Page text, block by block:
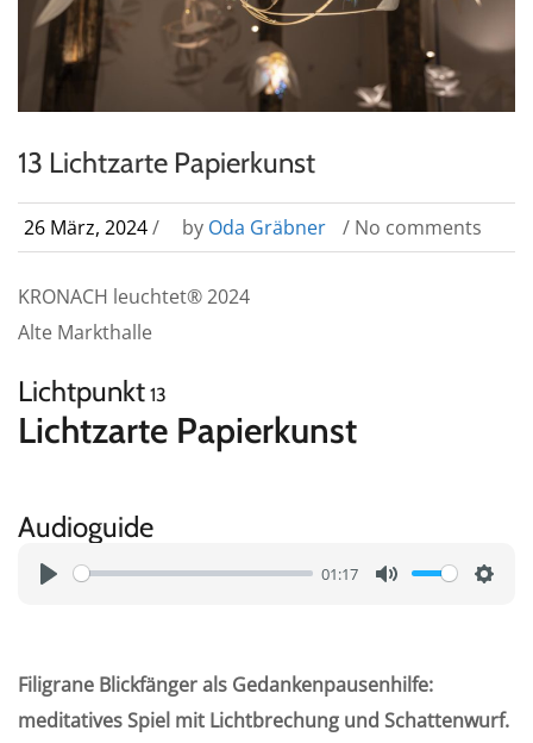
13 Lichtzarte Papierkunst
26 März, 2024/ by Oda Gräbner / No comments
KRONACH leuchtet® 2024
Alte Markthalle
Lichtpunkt 13
Lichtzarte Papierkunst
Audioguide
y
01:17
e
i
Filigrane Blickfänger als Gedankenpausenhilfe:
meditatives Spiel mit Lichtbrechung und Schattenwurf.